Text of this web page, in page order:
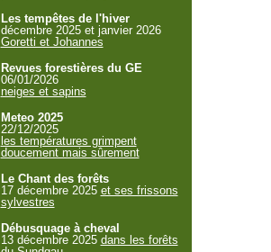
Les tempêtes de l'hiver
décembre 2025 et janvier 2026
Goretti et Johannes
Revues forestières du GE
06/01/2026
neiges et sapins
Meteo 2025
22/12/2025
les températures grimpent
doucement mais sûrement
Le Chant des forêts
17 décembre 2025 et ses frissons
sylvestres
Débusquage à cheval
13 décembre 2025 dans les forêts